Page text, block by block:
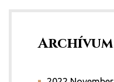
Archívum